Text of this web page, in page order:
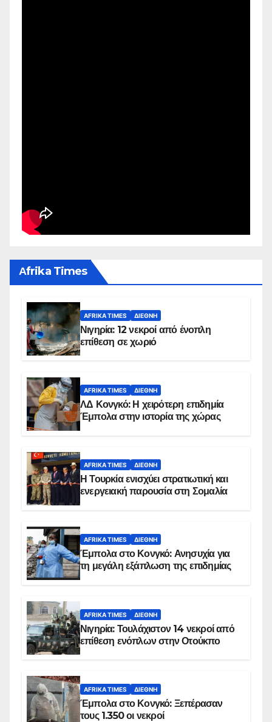
Αfrika Times
AFRIKA TIMES ΔΙΕΘΝΉ
Νιγηρία: 12 νεκροί από ένοπλη
επίθεση σε χωριό
AFRIKA TIMES ΔΙΕΘΝΉ
ΛΔ Κονγκό: Η χειρότερη επιδημία
Έμπολα στην ιστορία της χώρας
AFRIKA TIMES ΔΙΕΘΝΉ
Η Τουρκία ενισχύει στρατιωτική και
ενεργειακή παρουσία στη Σομαλία
AFRIKA TIMES ΔΙΕΘΝΉ
Έμπολα στο Κονγκό: Ανησυχία για
τη μεγάλη εξάπλωση της επιδημίας
AFRIKA TIMES ΔΙΕΘΝΉ
Νιγηρία: Τουλάχιστον 14 νεκροί από
επίθεση ενόπλων στην Οτούκπο
AFRIKA TIMES ΔΙΕΘΝΉ
Έμπολα στο Κονγκό: Ξεπέρασαν
τους 1.350 οι νεκροί